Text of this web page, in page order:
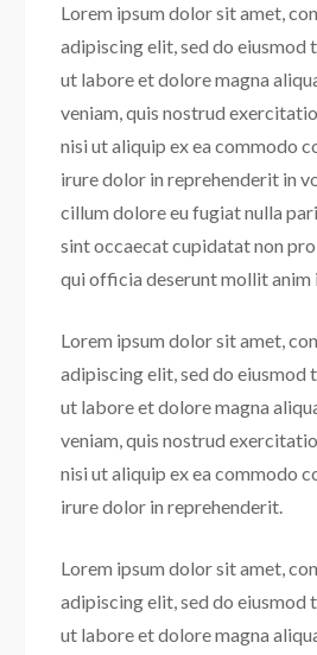
Lorem ipsum dolor sit amet,
adipiscing elit, sed do
ut labore et dolore magna
veniam, quis nostrud
nisi ut aliquip ex ea commodo
irure dolor in reprehenderit in
cillum dolore eu fugiat nulla
sint occaecat cupidatat non
qui officia deserunt mollit anim
Lorem ipsum dolor sit amet,
adipiscing elit, sed do
ut labore et dolore magna
veniam, quis nostrud
nisi ut aliquip ex ea commodo
irure dolor in reprehenderit.
Lorem ipsum dolor sit amet,
adipiscing elit, sed do
ut labore et dolore magna